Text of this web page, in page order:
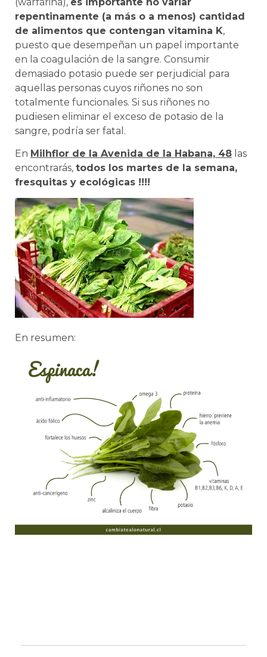
repentinamente (a más o a menos) cantidad
de alimentos que contengan vitamina K,
puesto que desempeñan un papel importante
en la coagulación de la sangre. Consumir
demasiado potasio puede ser perjudicial para
aquellas personas cuyos riñones no son
totalmente funcionales. Si sus riñones no
pudiesen eliminar el exceso de potasio de la
sangre, podría ser fatal.
En Milhflor de la Avenida de la Habana, 48 las
encontrarás, todos los martes de la semana,
fresquitas y ecológicas !!!!
En resumen: